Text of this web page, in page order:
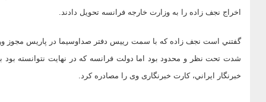
اخراج نجف زاده را به وزارت خارجه فرانسه تحویل دادند.
شدت تحت نظر و محدود بود اما دولت فرانسه که در نهایت نتوانسته بود
خبرنگار ایراني، کارت خبرنگاری وی را مصادره کرد.